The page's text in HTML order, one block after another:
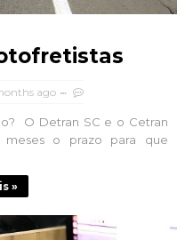
ago
O Detran SC e o Cetran
meses o prazo para que
»